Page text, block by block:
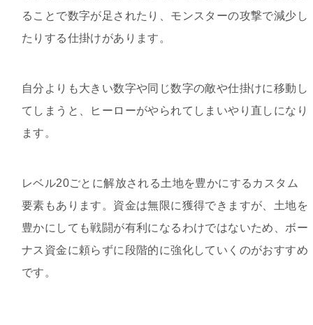
ることで数字が足されたり、モンスターの攻撃で減少し
たりする仕掛けがあります。
自分よりも大きい数字や同じ数字の敵や仕掛けに移動し
てしまうと、ヒーローがやられてしまいやり直しになり
ます。
レベル20ごとに解放される土地を豊かにするカスタム
要素もあります。資金は無限に獲得できますが、土地を
豊かにしても戦闘が有利になるわけではないため、ボー
ナス資金に頼らずに段階的に強化していくのがおすすめ
です。